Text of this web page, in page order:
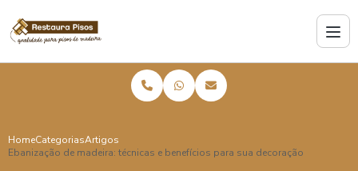
HomeCategoriasArtigos
Ebanização de madeira: técnicas e benefícios para sua decoração